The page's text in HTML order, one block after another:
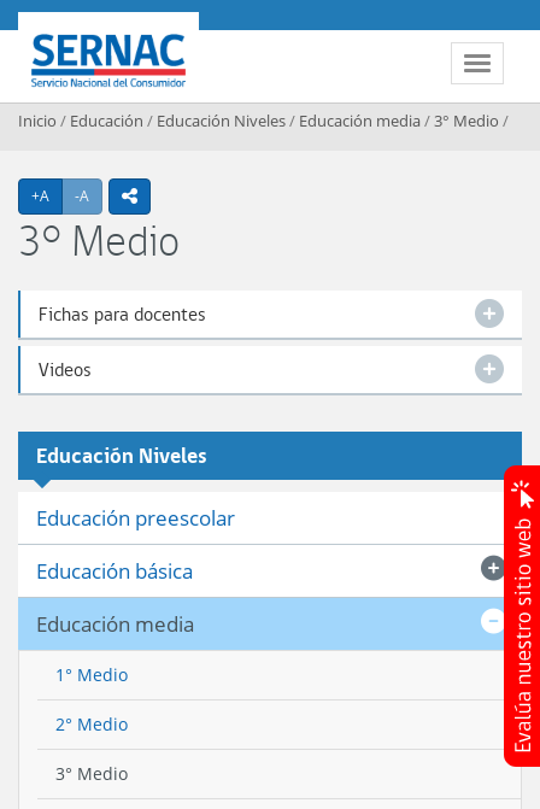
Contenido principal
Toggle
SERNAC
Inicio / Educación / Educación Niveles/ Educación media/3° Medio /
+A Agrandar texto
-A Achicar textoicono compartir
3° Medio
Fichas para docentes
Videos
Educación Niveles
Educación preescolar
Educación básica
Educación media
1° Medio
2° Medio
3° Medio